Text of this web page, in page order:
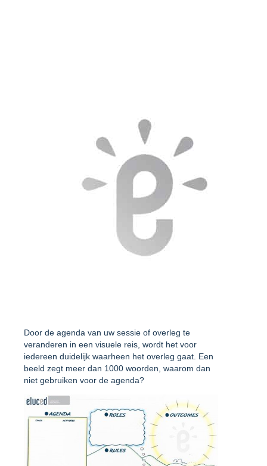
Door de agenda van uw sessie of overleg te
veranderen in een visuele reis, wordt het voor
iedereen duidelijk waarheen het overleg gaat. Een
beeld zegt meer dan 1000 woorden, waarom dan
niet gebruiken voor de agenda?